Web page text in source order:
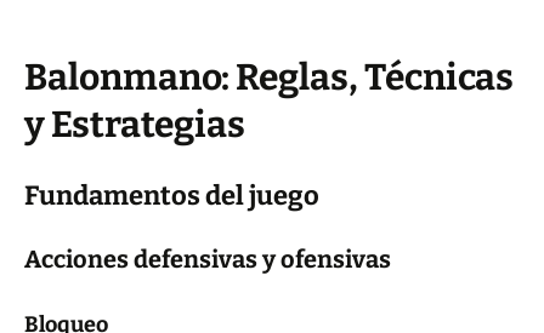
Balonmano: Reglas, Técnicas
y Estrategias
Fundamentos del juego
Acciones defensivas y ofensivas
Bloqueo